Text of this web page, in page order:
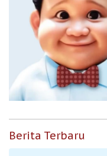
Berita Terbaru